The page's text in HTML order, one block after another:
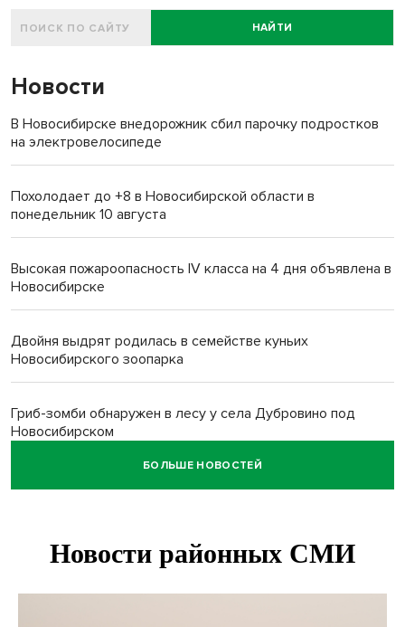
НАЙТИ
Новости
В Новосибирске внедорожник сбил парочку подростков
на электровелосипеде
Похолодает до +8 в Новосибирской области в
понедельник 10 августа
Высокая пожароопасность IV класса на 4 дня объявлена в
Новосибирске
Двойня выдрят родилась в семействе куньих
Новосибирского зоопарка
Гриб-зомби обнаружен в лесу у села Дубровино под
Новосибирском
ХК «Сибирь» подписал контракт с обладателем Кубка
Отправил инвалида на СВО и получил его «посмертные»
БОЛЬШЕ НОВОСТЕЙ